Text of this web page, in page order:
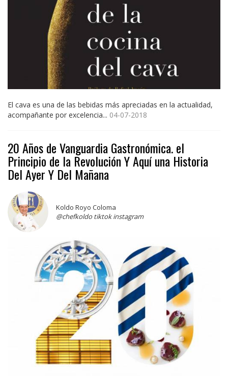
El cava es una de las bebidas más apreciadas en la actualidad,
acompañante por excelencia... 04-07-2018
20 Años de Vanguardia Gastronómica. el
Principio de la Revolución Y Aquí una Historia
Del Ayer Y Del Mañana
Koldo Royo Coloma
@chefkoldo tiktok instagram